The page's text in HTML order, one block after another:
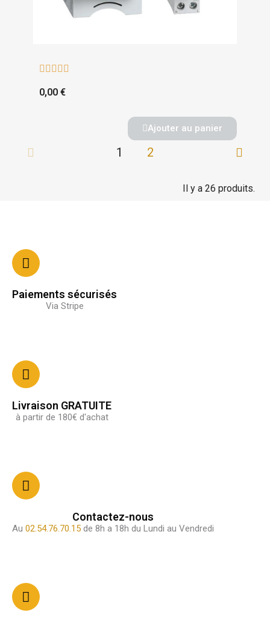
    
0,00 €
Ajouter au panier
1 2
Il y a 26 produits.
Paiements sécurisés
Via Stripe
Livraison GRATUITE
à partir de 180€ d'achat
Contactez-nous
Au 02.54.76.70.15 de 8h a 18h du Lundi au Vendredi